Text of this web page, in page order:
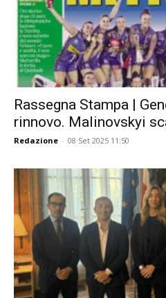
Rassegna Stampa |
rinnovo. Malinovskyi
Redazione - 08 Set 2025 11:50